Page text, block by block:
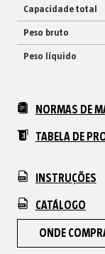
Capacidade total
Peso bruto
Peso líquido
NORMAS DE
TABELA DE
INSTRUÇÕES
CATÁLOGO
ONDE